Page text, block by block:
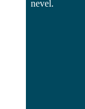
nevel.